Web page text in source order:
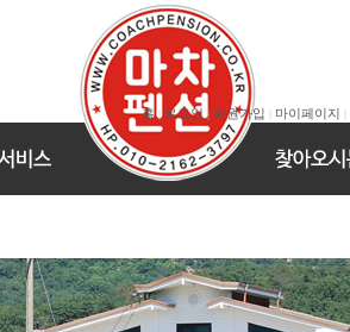
홈| 로그인 | 회원가입 마이페이지